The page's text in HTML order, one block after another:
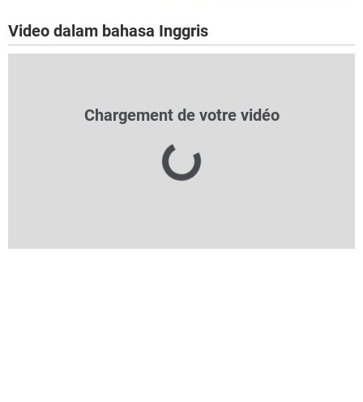
Video dalam bahasa Inggris